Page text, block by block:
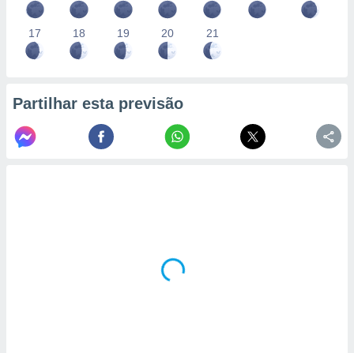
17 18 19 20 21
Partilhar esta previsão